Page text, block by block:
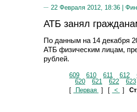
22 Февраля 2012, 18:36 |
АТБ занял
По данным на 14 декабря
АТБ физическим лицам,
рублей.
609 610 611 612
620
621 622
623
[
Первая ] [ < ]